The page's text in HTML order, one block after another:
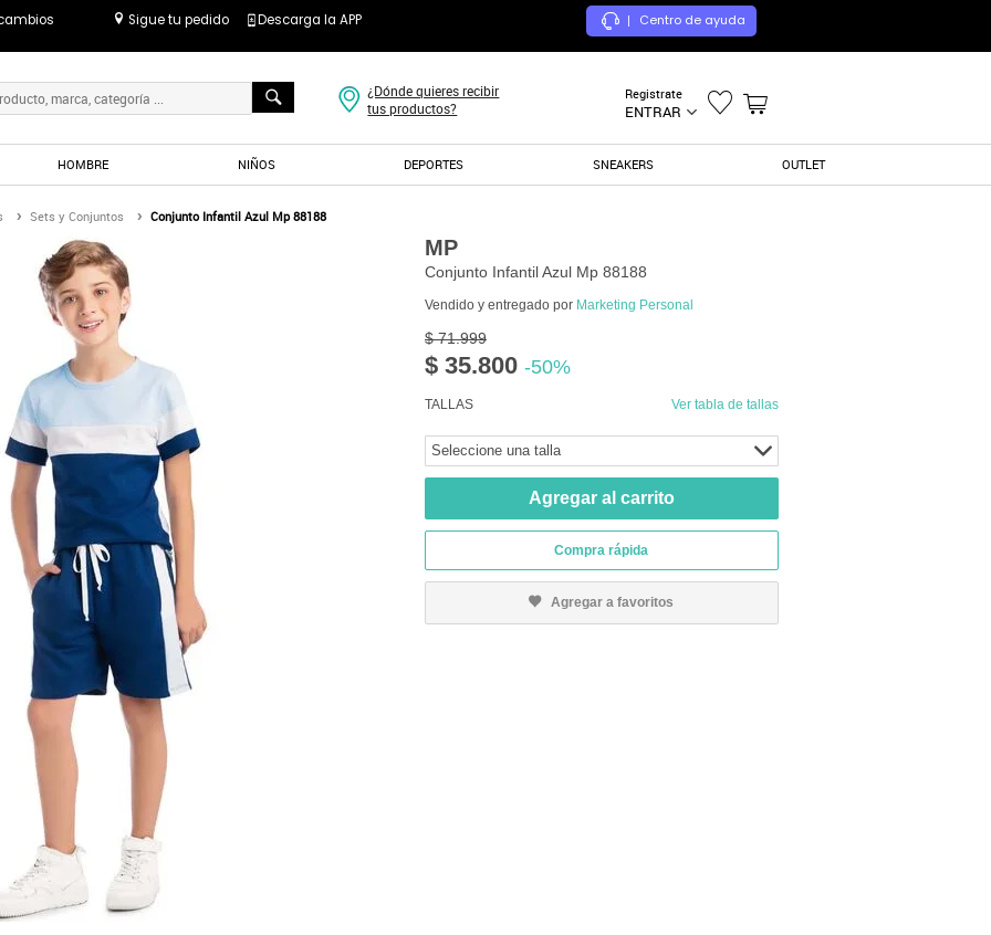
Sigue tu pedido Descarga la APP | Centro de ayuda
Registrate
ENTRAR
¿Dónde quieres recibir
tus productos?
HOMBRE NIÑOS DEPORTES SNEAKERS OUTLET
Sets y Conjuntos Conjunto Infantil Azul Mp 88188
MP
Conjunto Infantil Azul Mp 88188
Vendido y entregado por Marketing Personal
$ 71.999
$ 35.800 -50%
TALLAS Ver tabla de tallas
Seleccione una talla
Agregar al carrito
Compra rápida
Agregar a favoritos